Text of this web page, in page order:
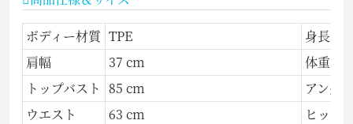
ボディー材質 TPE
身長
肩幅
37 cm
体重
トップバスト 85 cm
アンダ
ウエスト
63 cm
ヒップ